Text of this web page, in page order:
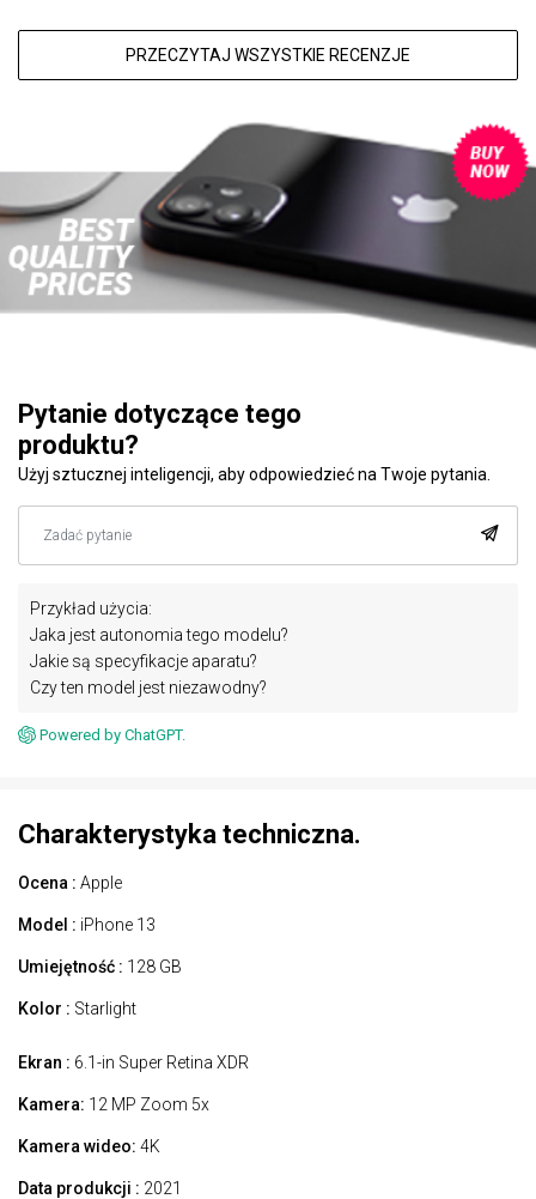
PRZECZYTAJ WSZYSTKIE RECENZJE
Pytanie dotyczące tego
produktu?
Użyj sztucznej inteligencji, aby odpowiedzieć na Twoje pytania.
Przykład użycia:
Jaka jest autonomia tego modelu?
Jakie są specyfikacje aparatu?
Czy ten model jest niezawodny?
Powered by ChatGPT.
Charakterystyka techniczna.
Ocena : Apple
Model : iPhone 13
Umiejętność : 128 GB
Kolor : Starlight
Ekran : 6.1-in Super Retina XDR
Kamera: 12 MP Zoom 5x
Kamera wideo: 4K
Data produkcji : 2021